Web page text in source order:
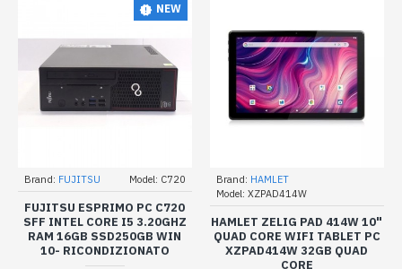
NEW
Brand: FUJITSU Model: C720
FUJITSU ESPRIMO PC C720
SFF INTEL CORE I5 3.20GHZ
RAM 16GB SSD250GB WIN
10- RICONDIZIONATO
Brand: HAMLET
Model: XZPAD414W
HAMLET ZELIG PAD 414W 10"
QUAD CORE WIFI TABLET PC
XZPAD414W 32GB QUAD
CORE